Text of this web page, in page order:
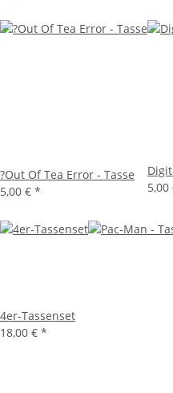
?Out Of Tea Error - Tasse
5,00 € *
5,00
4er-Tassenset
18,00 € *